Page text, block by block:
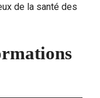
de la santé des